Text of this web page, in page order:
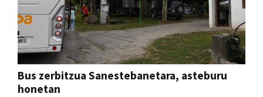
Bus zerbitzua Sanestebanetara, asteburu
honetan